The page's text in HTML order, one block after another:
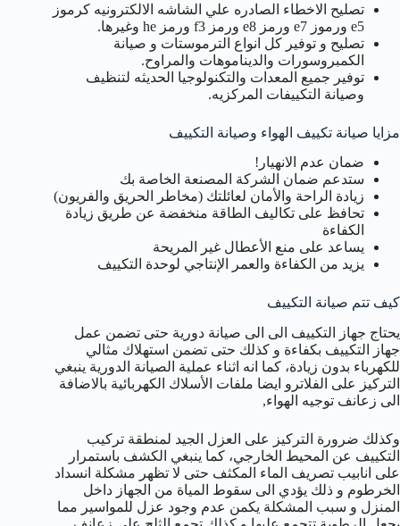
تصليح الاخطاء الصادره علي الشاشه الالكترونيه كرموز
e5 ورموز e7 ورمز e8 ورمز f3 ورمز he وغيرها.
تصليح و توفير كل انواع الترموستات و صيانة
الكمبروسورات والديناموهات والمراوح.
توفير جميع المعدات والتكنولوجيا الحديثه لتنظيف
وصيانة التكييفات المركزيه.
مزايا صيانة تكييف الهواء وصيانة التكييف
ضمان عدم الانهيار!
ستدعم ضمان الشركة المصنعة الخاصة بك
زيادة الراحة والأمان لعائلتك (مخاطر الحريق والفريون)
تحافظ على تكاليف الطاقة منخفضة عن طريق زيادة
الكفاءة
يساعد على منع الأعطال غير المريحة
يزيد من الكفاءة والعمر الإنتاجي لوحدة التكييف
كيف تتم صيانة التكييف
يحتاج جهاز التكييف الى الى صيانة دورية حتى تضمن عمل
جهاز التكييف بكفاءة و كذلك حتى تضمن استهلاك مثالي
للكهرباء بدون زيادة، كما انه اثناء عملية الصيانة الدورية ينبغي
التركيز على الفلاترو ايضا ملفات الأسلاك الكهربائية بالاضافة
الى زعانف توجيه الهواء,
وكذلك ضرورة التركيز على العزل الجيد لمنطقة تركيب
التكييف عن المحيط الخارجي، كما ينبغي الكشف باستمرار
على انابيب تصريف الماء المكثف حتى لا تظهر مشكلة انسداد
الخرطوم و ذلك يؤدي الى سقوط المياة من الجهاز داخل
المنزل و سبب المشكلة يكمن عدم وجود عزل للمواسير مما